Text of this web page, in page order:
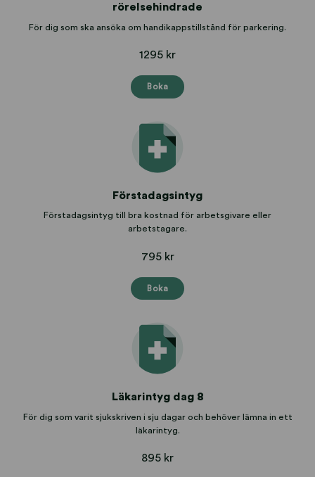
rörelsehindrade
För dig som ska ansöka om handikappstillstånd för parkering.
1295 kr
Boka
Förstadagsintyg
Förstadagsintyg till bra kostnad för arbetsgivare eller
arbetstagare.
795 kr
Boka
Läkarintyg dag 8
För dig som varit sjukskriven i sju dagar och behöver lämna in ett
läkarintyg.
895 kr